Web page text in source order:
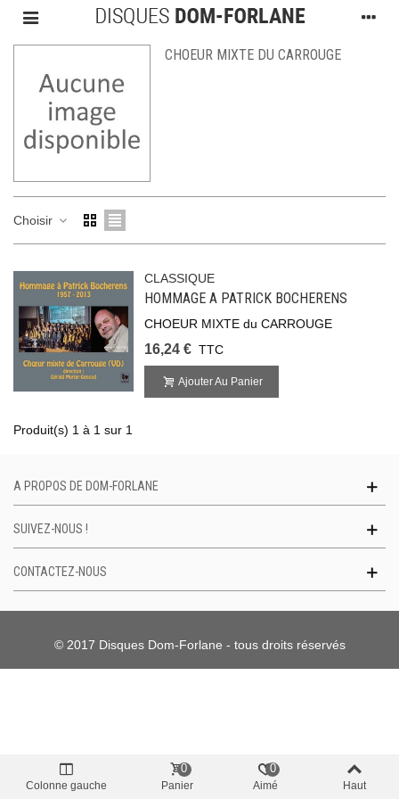
CHOEUR MIXTE DU CARROUGE
Choisir
CLASSIQUE
HOMMAGE A PATRICK BOCHERENS
CHOEUR MIXTE du CARROUGE
16,24 € TTC
Ajouter Au Panier
Produit(s) 1 à 1 sur 1
A PROPOS DE DOM-FORLANE
SUIVEZ-NOUS !
CONTACTEZ-NOUS
© 2017 Disques Dom-Forlane - tous droits réservés
Colonne gauche Panier
0
Aimé
0
Haut